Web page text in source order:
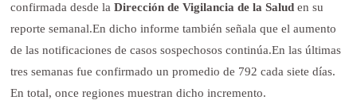
confirmada desde laDirección de Vigilancia de la Salud en su
reporte semanal.En dicho informe también señala que el aumento
de las notificaciones de casos sospechosos continúa.En las últimas
tres semanas fue confirmado un promedio de 792 cada siete días.
En total, once regiones muestran dicho incremento.